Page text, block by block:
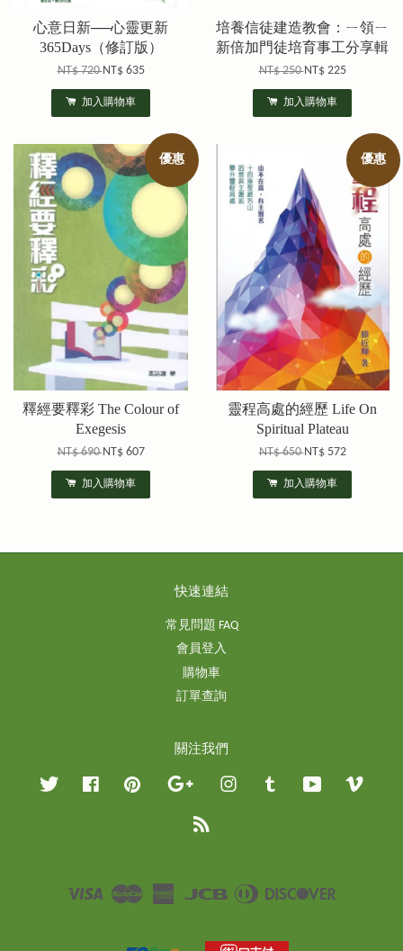
心意日新──心靈更新
365Days（修訂版）
NT$ 720NT$ 635
加入購物車
培養信徒建造教會：ㄧ領ㄧ
新倍加門徒培育事工分享輯
NT$ 250NT$ 225
加入購物車
優惠
釋經要釋彩 The Colour of
Exegesis
NT$ 690NT$ 607
加入購物車
優惠
靈程高處的經歷 Life On
Spiritual Plateau
NT$ 650NT$ 572
加入購物車
快速連結
常見問題 FAQ
會員登入
購物車
訂單查詢
關注我們
Twitter Facebook Pinterest Google InstagramTumblr YouTube
Visa Master
American
JCB
Diners